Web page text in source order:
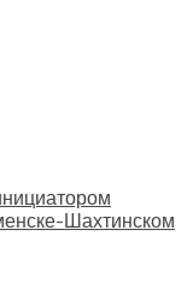
Шахтинском